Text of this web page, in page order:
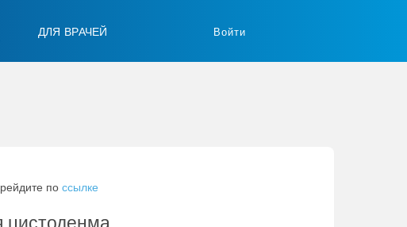
ДЛЯ ВРАЧЕЙ Войти
по ссылке